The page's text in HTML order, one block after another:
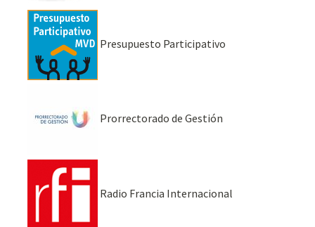
Presupuesto Participativo
Prorrectorado de Gestión
Radio Francia Internacional